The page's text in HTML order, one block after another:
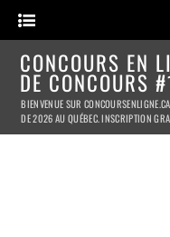
CONCOURS EN
DE CONCOURS
BIENVENUE SUR
DE 2026 AU QUÉBEC. INSCRIPTION